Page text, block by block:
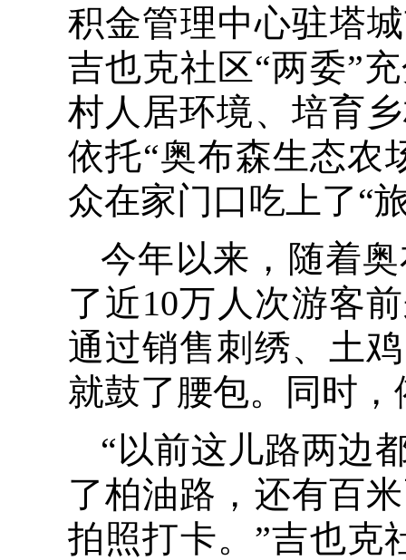
积金管理中心驻塔
吉也克社区“两委”
村人居环境、培育
依托“奥布森生态农
众在家门口吃上了“
今年以来，随着
了近10万人次游客
通过销售刺绣、土
就鼓了腰包。同时，
“以前这儿路两边
了柏油路，还有百
拍照打卡。”吉也克